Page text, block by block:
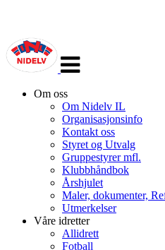
navigasjon
Om oss
Om Nidelv IL
Organisasjonsinfo
Kontakt oss
Styret og Utvalg
Gruppestyrer mfl.
Klubbhåndbok
Årshjulet
Maler, dokumenter,
Utmerkelser
Våre idretter
Allidrett
Fotball